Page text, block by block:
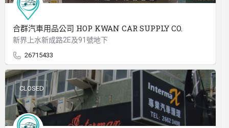
合群汽車用品公司 HOP KWAN CAR SUPPLY CO.
新界上水新成路2E及91號地下
26715433
CLOSED